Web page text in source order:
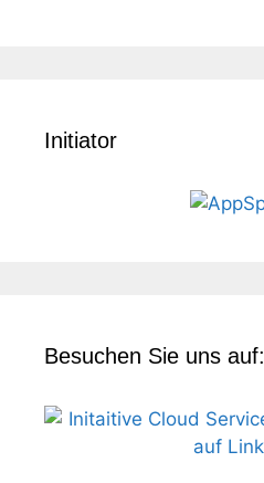
Initiator
Besuchen Sie uns auf: